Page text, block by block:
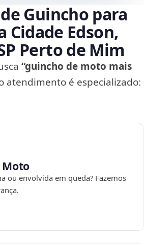
Guincho para
Cidade Edson,
Perto de Mim
“guincho de moto mais
atendimento é especializado:
Moto
ou envolvida em queda? Fazemos